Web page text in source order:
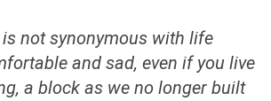
not synonymous with life
and sad, even if you live
a block as we no longer built